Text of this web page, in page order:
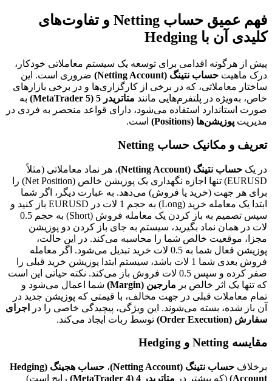
فهم عمیق حساب Netting و تفاوت‌های
کلیدی آن با Hedging
پیش از هرگونه اقدامی برای توسعه یک سیستم معاملاتی خودکار،
درک ماهیت حساب نتینگ (Netting Account)
ضروری است. این
ساختار معاملاتی، که در برخی از کارگزاری‌ها و در برخی بازارهای
خاص، به‌ویژه در پلتفرم‌هایی مانند متاتریدر 5 (MetaTrader 5)
به
صورت استاندارد استفاده می‌شود، دارای قواعد منحصر به فردی در
مدیریت پوزیشن‌ها (Positions) است.
تعریف و مکانیک حساب Netting
در یک حساب نتینگ (Netting Account)
، هر نماد معاملاتی (مثلاً
EURUSD) تنها اجازه نگهداری یک پوزیشن خالص (Net Position) را
برای هر جهت (خرید یا فروش) می‌دهد. به عبارت دیگر، اگر شما
ابتدا یک معامله خرید (Long) به حجم 1 لات در EURUSD باز کنید و
سپس تصمیم به باز کردن یک معامله فروش (Short) به حجم 0.5
لات در همان نماد بگیرید، سیستم به جای باز کردن دو پوزیشن
مجزا، موقعیت خالص شما را محاسبه می‌کند. در این حالت،
پوزیشن فعال شما به 0.5 لات خرید تبدیل می‌شود. اگر معامله
فروش بعدی شما 1 لات باشد، سیستم ابتدا پوزیشن خرید قبلی را
صفر کرده و سپس 0.5 لات فروش باز می‌کند. نکته حیاتی این است
که تنها یک اثر خالص بر مارجین (Margin)
شما اعمال می‌شود و
تمام معاملات قبلی در جهت مخالف، با قیمتی که پوزیشن جدید در
آن باز شده، بسته می‌شوند. این ویژگی، پیچیدگی خاصی را در
اجرای
سفارش (Order Execution)
توسط ربات ایجاد می‌کند.
مقایسه Netting و Hedging
برخلاف حساب نتینگ (Netting Account) ،
حساب هجینگ (Hedging
Account) (که بیشتر در متاتریدر 4 (MetaTrader 4) رایج است)